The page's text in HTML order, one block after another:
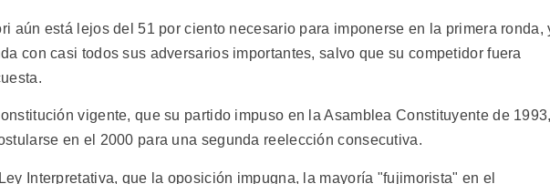
aún está lejos del 51 por ciento necesario para imponerse en la primera ronda,
con casi todos sus adversarios importantes, salvo que su competidor fuera
vigente, que su partido impuso en la Asamblea Constituyente de
en el 2000 para una segunda reelección consecutiva.
Interpretativa, que la oposición impugna, la mayoría "fujimorista" en el